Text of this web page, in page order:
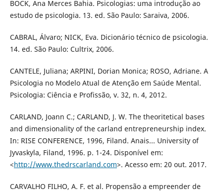
BOCK, Ana Merces Bahia. Psicologias: uma introdução ao
estudo de psicologia. 13. ed. São Paulo: Saraiva, 2006.
CABRAL, Álvaro; NICK, Eva. Dicionário técnico de psicologia.
14. ed. São Paulo: Cultrix, 2006.
CANTELE, Juliana; ARPINI, Dorian Monica; ROSO, Adriane. A
Psicologia no Modelo Atual de Atenção em Saúde Mental.
Psicologia: Ciência e Profissão, v. 32, n. 4, 2012.
CARLAND, Joann C.; CARLAND, J. W. The theoritetical bases
and dimensionality of the carland entrepreneurship index.
In: RISE CONFERENCE, 1996, Filand. Anais... University of
Jyvaskyla, Filand, 1996. p. 1-24. Disponível em:
<http://www.thedrscarland.com>. Acesso em: 20 out. 2017.
CARVALHO FILHO, A. F. et al. Propensão a empreender de